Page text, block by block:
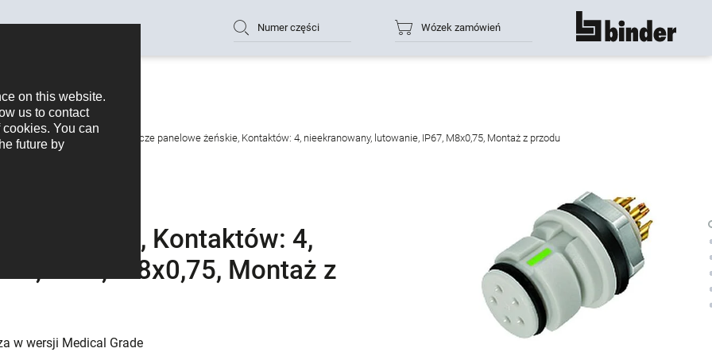
Numer części Wózek zamówień rozwiń
Zatrzask Złącze panelowe żeńskie, Kontaktów: 4, nieekranowany, lutowanie, IP67, M8x0,75, Montaż z przodu
żeńskie, Kontaktów: 4,
IP67, M8x0,75, Montaż z
w wersji Medical Grade